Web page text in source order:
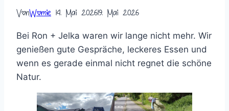
VonWomie 14. Mai 202619. Mai 2026
Bei Ron + Jelka waren wir lange nicht mehr. Wir
genießen gute Gespräche, leckeres Essen und
wenn es gerade einmal nicht regnet die schöne
Natur.